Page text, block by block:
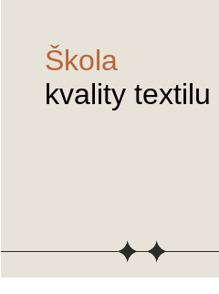
Škola
kvality textilu